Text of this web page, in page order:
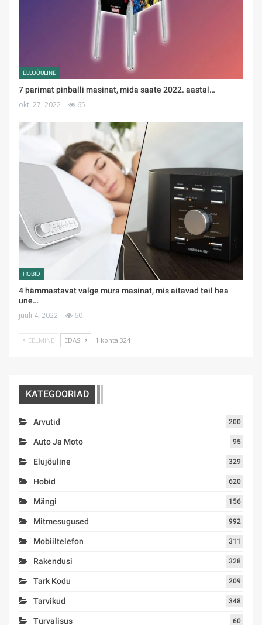
ELUJÕULINE
7 parimat pinballi masinat, mida saate 2022. aastal…
okt. 27, 2022 65
HOBID
4 hämmastavat valge müra masinat, mis aitavad teil hea
une…
juuli 4, 2022 60
EELMINE EDASI 1 kohta 324
KATEGOORIAD
Arvutid 200
Auto Ja Moto 95
Elujõuline 329
Hobid 620
Mängi 156
Mitmesugused 992
Mobiiltelefon 311
Rakendusi 328
Tark Kodu 209
Tarvikud 348
Turvalisus 60